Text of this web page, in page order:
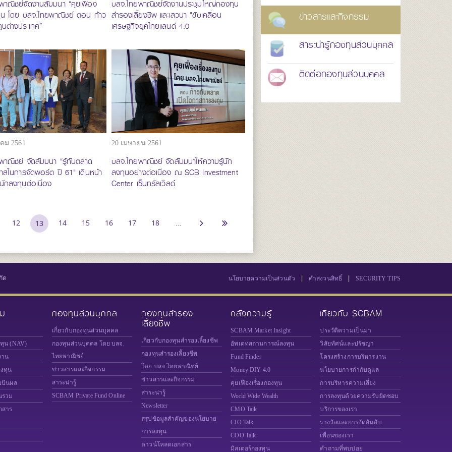
าณิชย์จัดงานสัมมนา “คุยเฟื่อง
น โดย บลจ.ไทยพาณิชย์ ตอน ก้าว
ต่างประเทศ”
บลจ.ไทยพาณิชย์จัดงานประชุมใหญ่กองทุน
สำรองเลี้ยงชีพ และเสวนา "ขับเคลื่อน
เศรษฐกิจยุคไทยแลนด์ 4.0
ม 2561
าณิชย์ จัดสัมมนา “รู้ทันตลาด
สในการจัดพอร์ต ปี 61" เดินหน้า
กลงทุนต่อเนื่อง
20 เมษายน 2561
บลจ.ไทยพาณิชย์ จัดสัมมนาให้ความรู้นัก
ลงทุนอย่างต่อเนื่อง ณ SCB Investment
Center เซ็นทรัลเวิลด์
12 13 14 15 16 17 18 ...
ข่าวสารและกิจกรรม
สาระน่ารู้กองทุนส่วนบุคคล
ติดต่อกองทุนส่วนบุคคล
ด นโยบายความเป็นส่วนตัว | คำสงวนสิทธิ์ | SECURITY TIPS
น (NAV)
าน
ทุน
ปันผล
รวม
สาร
กองทุนส่วนบุคคล
เกี่ยวกับกองทุนส่วนบุคคล
กองทุนส่วนบุคคล โดย บลจ.
ไทยพาณิชย์
ข่าวสารและกิจกรรม
สาระน่ารู้
SCBAM Private Fund Online
กองทุนสำรอง
เลี้ยงชีพ
เกี่ยวกับกองทุนสำรองเลี้ยงชีพ
กองทุนสำรองเลี้ยงชีพ
โดย บลจ.ไทยพาณิชย์
ข่าวสารและกิจกรรม
สาระน่ารู้
Newsletter
สรุปข้อมูลสำคัญของนโยบาย
การลงทุน
ดาวน์โหลดเอกสาร
คลังความรู้
SCBAM Market Insight
อัพเดทสถานการณ์ลงทุน
Fund Finder
Money DIY 4.0
คุยเฟื่องเรื่องกองทุน
World Wide Wealth
CMO Talk
CIO Talk
COO Talk
มิสเตอร์กองทุน
เกี่ยวกับ SCBAM
ประวัติความเป็นมา
วิสัยทัศน์และปรัชญา
โครงสร้างการบริหารงาน
นโยบายการกำกับดูแล
การบริหารความเสี่ยง
การลงทุนด้วยความรับผิดชอบ
บริการของเรา
รางวัลและการจัดอันดับ
เพื่อนของเรา
คำถามที่พบบ่อย